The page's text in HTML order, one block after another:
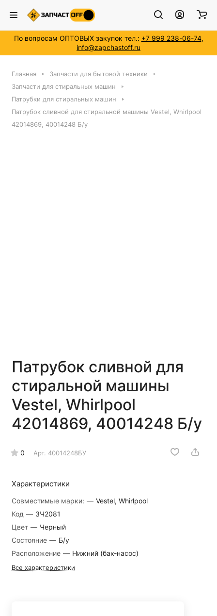
По вопросам ОПТОВЫХ закупок тел.: +7 999 238-06-74,
info@zapchastoff.ru
Главная
Запчасти для бытовой техники
Запчасти для стиральных машин
Патрубки для стиральных машин
Патрубок сливной для стиральной машины Vestel, Whirlpool
42014869, 40014248 Б/у
Патрубок сливной для
стиральной машины
Vestel, Whirlpool
42014869, 40014248 Б/у
0 Арт. 40014248БУ
Характеристики
Совместимые марки: — Vestel, Whirlpool
Код — ЗЧ2081
Цвет — Черный
Состояние — Б/у
Расположение — Нижний (бак-насос)
Все характеристики